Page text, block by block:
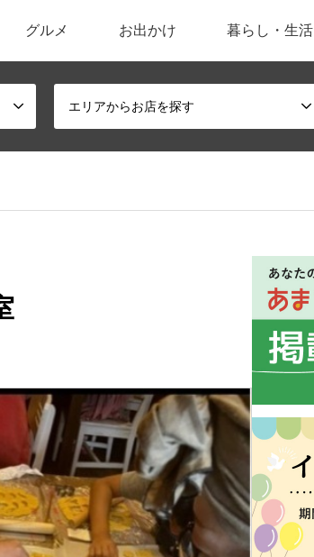
グルメ お出かけ 暮らし・生活
エリアからお店を探す